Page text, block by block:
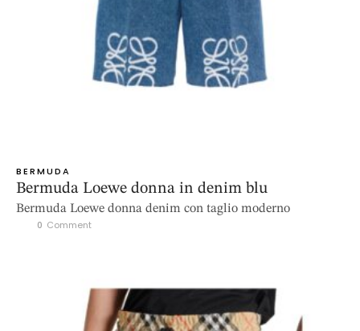
BERMUDA
Bermuda Loewe donna in denim blu
Bermuda Loewe donna denim con taglio moderno
0 Comment